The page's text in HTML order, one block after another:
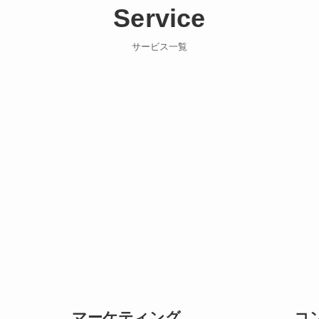
Service
サービス一覧